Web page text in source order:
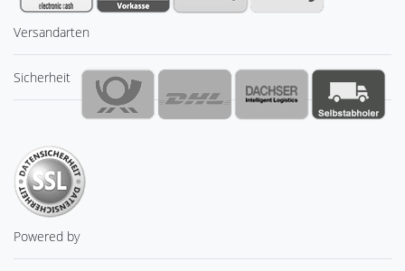
Versandarten
Sicherheit
Powered by